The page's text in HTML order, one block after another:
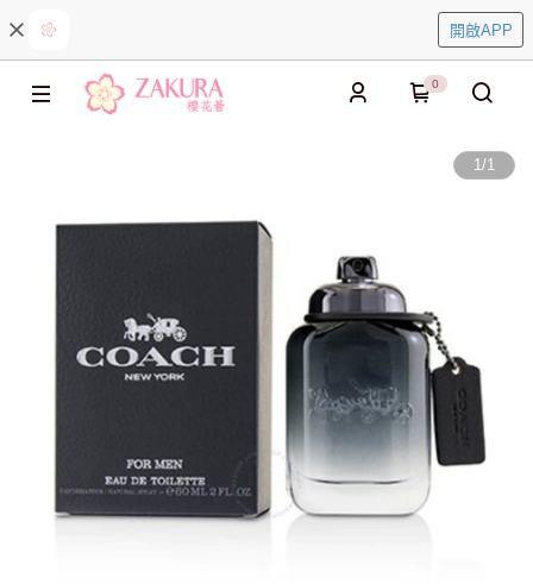
開啟APP
0
1/1